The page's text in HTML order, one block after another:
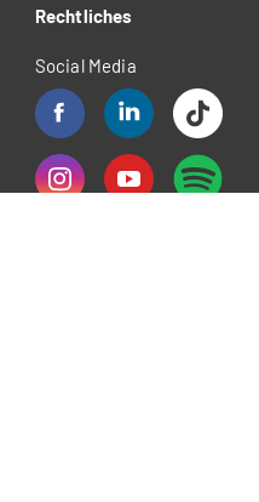
Rechtliches
Social Media